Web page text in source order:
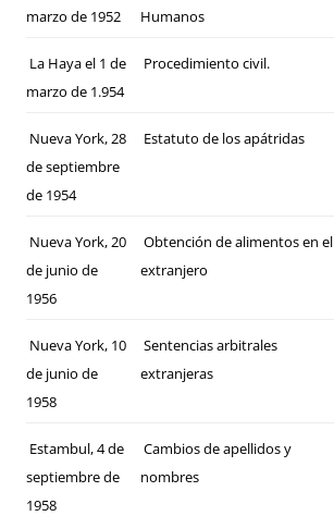
marzo de 1952
Humanos
La Haya el 1 de
marzo de 1.954
Procedimiento civil.
Nueva York, 28
de septiembre
de 1954
Estatuto de los apátridas
Nueva York, 20
de junio de
1956
Obtención de alimentos en el
extranjero
Nueva York, 10
de junio de
1958
Sentencias arbitrales
extranjeras
Estambul, 4 de
septiembre de
1958
Cambios de apellidos y
nombres